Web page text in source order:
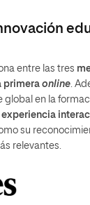
entre las tres
primera online.
global en la
su
relevantes.